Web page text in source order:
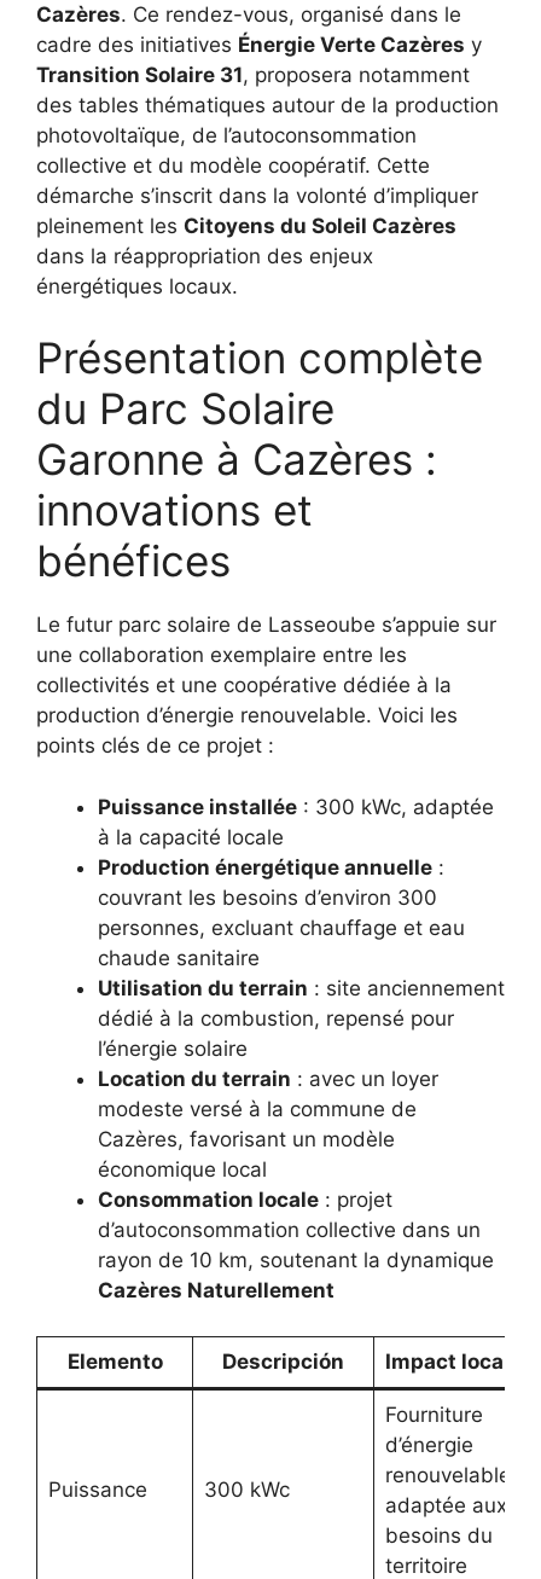
Cazères. Ce rendez-vous, organisé dans le
cadre des initiatives Énergie Verte Cazères y
Transition Solaire 31, proposera notamment
des tables thématiques autour de la production
photovoltaïque, de l’autoconsommation
collective et du modèle coopératif. Cette
démarche s’inscrit dans la volonté d’impliquer
pleinement les Citoyens du Soleil Cazères
dans la réappropriation des enjeux
énergétiques locaux.
Présentation complète
du Parc Solaire
Garonne à Cazères :
innovations et
bénéfices
Le futur parc solaire de Lasseoube s’appuie sur
une collaboration exemplaire entre les
collectivités et une coopérative dédiée à la
production d’énergie renouvelable. Voici les
points clés de ce projet :
Puissance installée : 300 kWc, adaptée
à la capacité locale
Production énergétique annuelle :
couvrant les besoins d’environ 300
personnes, excluant chauffage et eau
chaude sanitaire
Utilisation du terrain : site anciennement
dédié à la combustion, repensé pour
l’énergie solaire
Location du terrain : avec un loyer
modeste versé à la commune de
Cazères, favorisant un modèle
économique local
Consommation locale : projet
d’autoconsommation collective dans un
rayon de 10 km, soutenant la dynamique
Cazères Naturellement
Elemento Descripción Impact local
Puissance 300 kWc
Fourniture
d’énergie
renouvelable
adaptée aux
besoins du
territoire